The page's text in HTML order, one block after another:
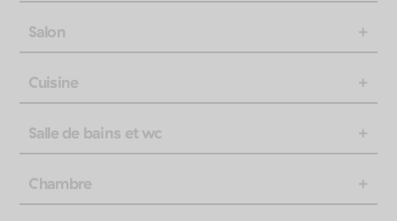
Salon
Cuisine
Salle de bains et wc
Chambre